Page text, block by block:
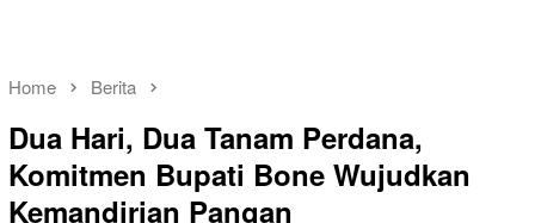
Home Berita
Dua Hari, Dua Tanam Perdana,
Komitmen Bupati Bone Wujudkan
Kemandirian Pangan